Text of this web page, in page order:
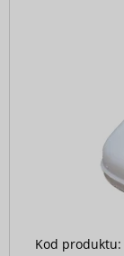
Kod produktu: